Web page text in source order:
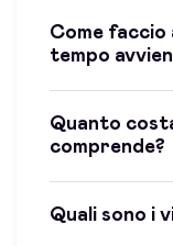
Come faccio
tempo
Quanto
comprende?
Quali sono i